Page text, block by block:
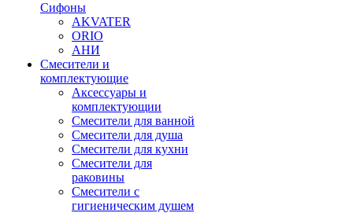
Сифоны
AKVATER
ORIO
АНИ
Смесители и
комплектующие
Аксессуары и
комплектующии
Смесители для ванной
Смесители для душа
Смесители для кухни
Смесители для
раковины
Смесители с
гигиеническим душем